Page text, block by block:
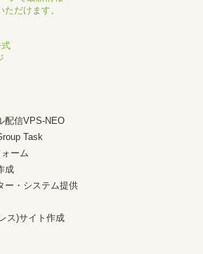
ただけます。
配信VPS-NEO
Task
ーム
成
ー・システム提供
ス)サイト作成